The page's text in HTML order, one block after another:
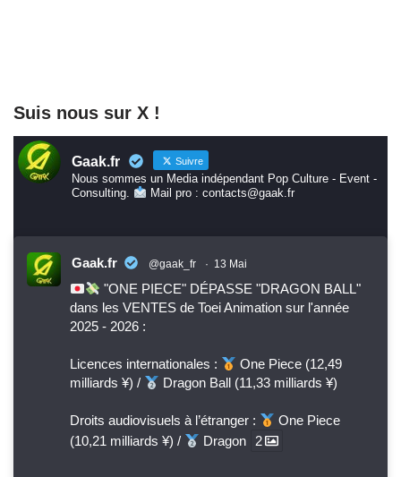
Suis nous sur X !
Gaak.fr Suivre
Nous sommes un Media indépendant Pop Culture - Event -
Consulting.
Mail pro : contacts@gaak.fr
Gaak.fr @gaak_fr · 13 Mai
"ONE PIECE" DÉPASSE "DRAGON BALL"
dans les VENTES de Toei Animation sur l'année
2025 - 2026 :
Licences internationales :
One Piece (12,49
milliards ¥) /
Dragon Ball (11,33 milliards ¥)
Droits audiovisuels à l’étranger :
One Piece
(10,21 milliards ¥) /
Dragon 2